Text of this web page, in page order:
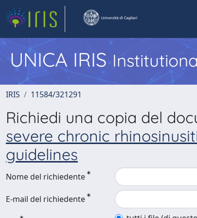
UNICA IRIS
IRIS 11584/321291
Richiedi una copia del
severe chronic
guidelines
Nome del richiedente
E-mail del richiedente